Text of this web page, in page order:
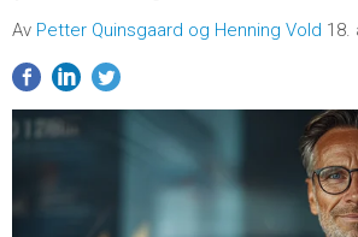
Av Petter Quinsgaard og Henning Vold 18.